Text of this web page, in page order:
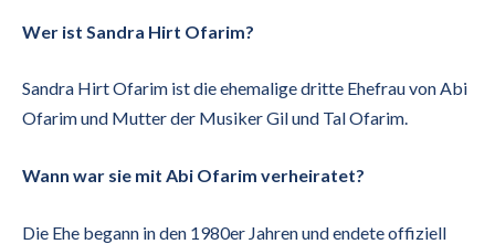
Wer ist Sandra Hirt Ofarim?
Sandra Hirt Ofarim ist die ehemalige dritte Ehefrau von Abi
Ofarim und Mutter der Musiker Gil und Tal Ofarim.
Wann war sie mit Abi Ofarim verheiratet?
Die Ehe begann in den 1980er Jahren und endete offiziell